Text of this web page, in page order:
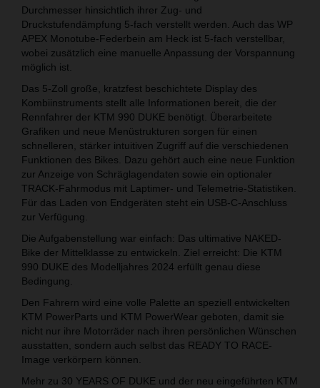
Durchmesser hinsichtlich ihrer Zug- und
Druckstufendämpfung 5-fach verstellt werden. Auch das WP
APEX Monotube-Federbein am Heck ist 5-fach verstellbar,
wobei zusätzlich eine manuelle Anpassung der Vorspannung
möglich ist.
Das 5-Zoll große, kratzfest beschichtete Display des
Kombiinstruments stellt alle Informationen bereit, die der
Rennfahrer der KTM 990 DUKE benötigt. Überarbeitete
Grafiken und neue Menüstrukturen sorgen für einen
schnelleren, stärker intuitiven Zugriff auf die verschiedenen
Funktionen des Bikes. Dazu gehört auch eine neue Funktion
zur Anzeige von Schräglagendaten sowie ein optionaler
TRACK-Fahrmodus mit Laptimer- und Telemetrie-Statistiken.
Für das Laden von Endgeräten steht ein USB-C-Anschluss
zur Verfügung.
Die Aufgabenstellung war einfach: Das ultimative NAKED-
Bike der Mittelklasse zu entwickeln. Ziel erreicht: Die KTM
990 DUKE des Modelljahres 2024 erfüllt genau diese
Bedingung.
Den Fahrern wird eine volle Palette an speziell entwickelten
KTM PowerParts und KTM PowerWear geboten, damit sie
nicht nur ihre Motorräder nach ihren persönlichen Wünschen
ausstatten, sondern auch selbst das READY TO RACE-
Image verkörpern können.
Mehr zu 30 YEARS OF DUKE und der neu eingeführten KTM